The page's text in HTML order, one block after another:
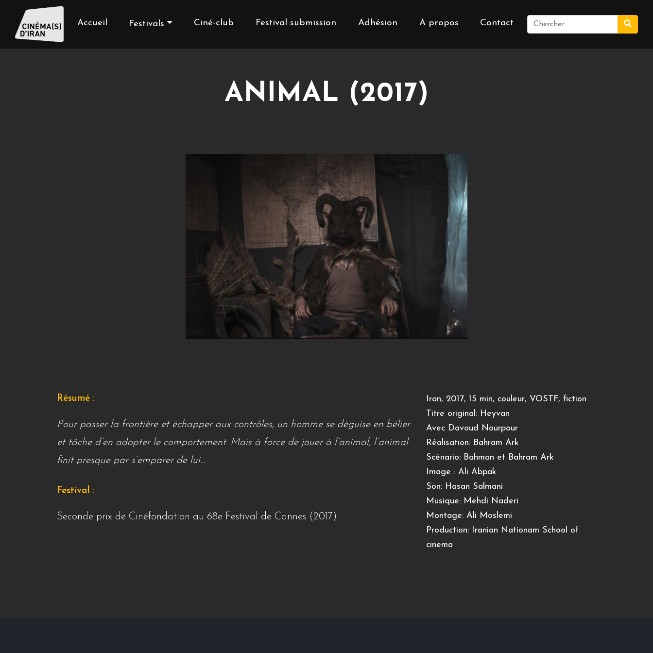
Accueil Festivals Ciné-club Festival submission Adhésion A propos Contact
ANIMAL (2017)
Résumé :
Pour passer la frontière et échapper aux contrôles, un homme se déguise en bélier
et tâche d’en adopter le comportement. Mais à force de jouer à l’animal, l’animal
finit presque par s’emparer de lui…
Festival :
Seconde prix de Cinéfondation au 68e Festival de Cannes (2017)
Iran, 2017, 15 min, couleur, VOSTF, fiction
Titre original: Heyvan
Avec Davoud Nourpour
Réalisation: Bahram Ark
Scénario: Bahman et Bahram Ark
Image : Ali Abpak
Son: Hasan Salmani
Musique: Mehdi Naderi
Montage: Ali Moslemi
Production: Iranian Nationam School of
cinema